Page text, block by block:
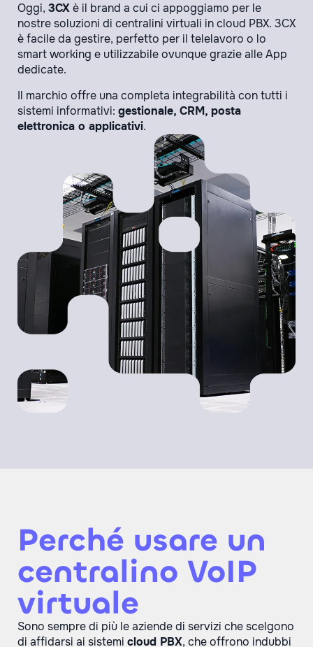
Oggi, 3CXè il brand a cui ci appoggiamo per le
nostre soluzioni di centralini virtuali in cloud PBX. 3CX
è facile da gestire, perfetto per il telelavoro o lo
smart working e utilizzabile ovunque grazie alle App
dedicate.
Il marchio offre una completa integrabilità con tutti i
sistemi informativi: gestionale, CRM, posta
elettronica o applicativi.
Perché usare un
centralino VoIP
virtuale
Sono sempre di più le aziende di servizi che scelgono
di affidarsi ai sistemi cloud PBX, che offrono indubbi